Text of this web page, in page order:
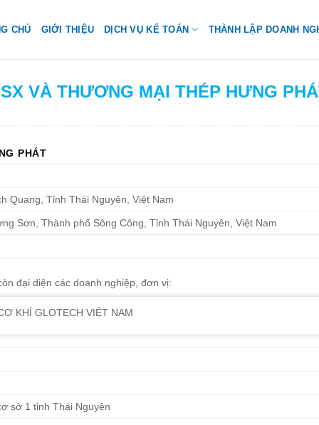
CHỦ GIỚI THIỆU DỊCH VỤ KẾ TOÁN THÀNH LẬP DOANH
VÀ THƯƠNG MẠI THÉP HƯNG
PHÁT
Quang, Tỉnh Thái Nguyên, Việt Nam
Sơn, Thành phố Sông Công, Tỉnh Thái Nguyên, Việt Nam
đại diện các doanh nghiệp, đơn vị:
KHÍ GLOTECH VIỆT NAM
sở 1 tỉnh Thái Nguyên